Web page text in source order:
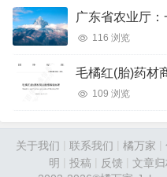
广东省农业厅
116 浏览
109 浏览
关于我们 | 联系我们 | 橘万家 |
明 | 投稿 | 反馈 | 文章归